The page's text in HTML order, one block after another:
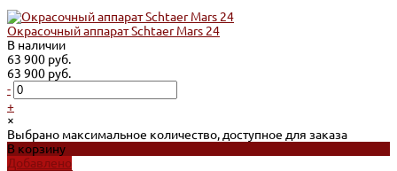
Окрасочный аппарат Schtaer Mars 24
В наличии
63 900 руб.
63 900 руб.
-
+
×
Выбрано максимальное количество, доступное для заказа
В корзину
Добавлено